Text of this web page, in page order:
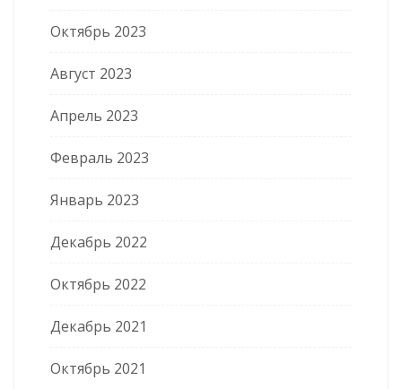
Октябрь 2023
Август 2023
Апрель 2023
Февраль 2023
Январь 2023
Декабрь 2022
Октябрь 2022
Декабрь 2021
Октябрь 2021